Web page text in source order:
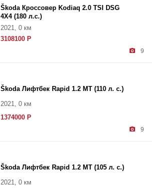
9
Škoda Кроссовер Kodiaq 2.0 TSI DSG
4X4 (180 л.с.)
2021, 0 км
3108100 Р
9
Škoda Лифтбек Rapid 1.2 MT (110 л. с.)
2021, 0 км
1374000 Р
Škoda Лифтбек Rapid 1.2 MT (105 л. с.)
2021, 0 км